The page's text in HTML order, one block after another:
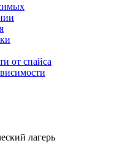
от спайса
лагерь